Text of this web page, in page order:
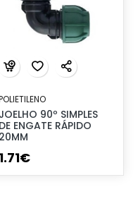
JOELHO 90º SIMPLES
DE ENGATE RÁPIDO
20MM
1.71€